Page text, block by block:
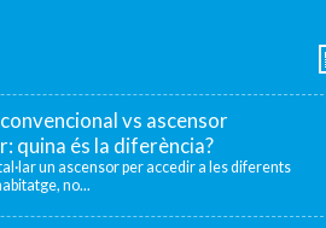
vs ascensor
quina és la diferència?
un ascensor per accedir a les diferents
no...